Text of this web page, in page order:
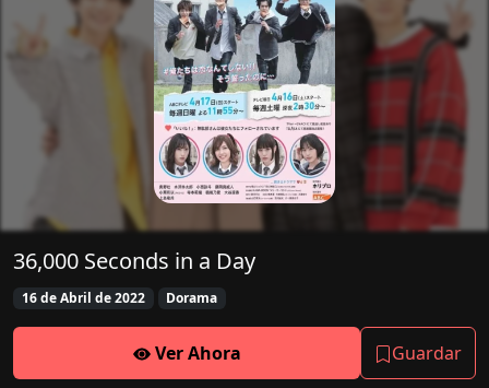
36,000 Seconds in a Day
16 de Abril de 2022 Dorama
Ver Ahora Guardar